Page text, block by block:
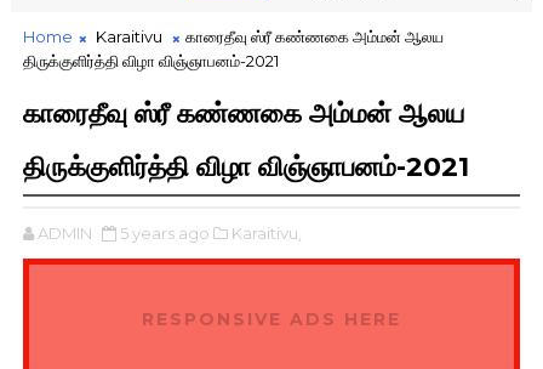
Home Karaitivu
காரைதீவு ஸ்ரீ கண்ணகை அம்மன் ஆலய
திருக்குளிர்த்தி விழா விஞ்ஞாபனம்-2021
காரைதீவு ஸ்ரீ கண்ணகை அம்மன் ஆலய
திருக்குளிர்த்தி விழா விஞ்ஞாபனம்-2021
ADMIN 5 years ago Karaitivu,
RESPONSIVE ADS HERE